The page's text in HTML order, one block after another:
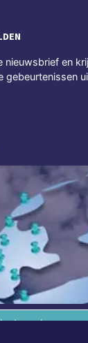
nieuwsbrief en
gebeurtenissen
de regio